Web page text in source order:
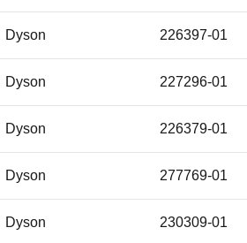
Dyson 226397-01
Dyson 227296-01
Dyson 226379-01
Dyson 277769-01
Dyson 230309-01